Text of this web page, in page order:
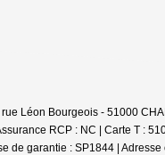
Léon Bourgeois - 51000
RCP : NC | Carte T :
garantie : SP1844 |